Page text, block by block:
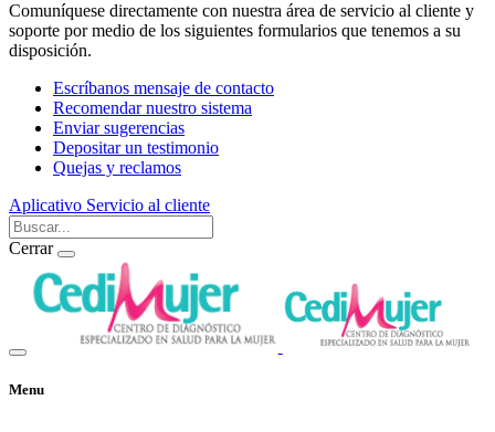
Comuníquese directamente con nuestra área de servicio al cliente y
soporte por medio de los siguientes formularios que tenemos a su
disposición.
Escríbanos mensaje de contacto
Recomendar nuestro sistema
Enviar sugerencias
Depositar un testimonio
Quejas y reclamos
Aplicativo Servicio al cliente
Cerrar
Menu